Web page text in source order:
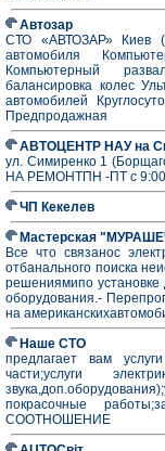
Автозар
СТО «АВТОЗАР» Киев
автомобиля
Компьютерный
балансировка колес
автомобилей
Предпродажная
АВТОЦЕНТР НАУ на
ул. Симиренко 1
НА РЕМОНТПН -ПТ с 9:00
ЧП Кекелев
Мастерская
Все что связанос
отбанального поиска
решениямипо установке
оборудования.-
на
Наше СТО
предлагает вам
части;услуги
покрасочные
СООТНОШЕНИЕ